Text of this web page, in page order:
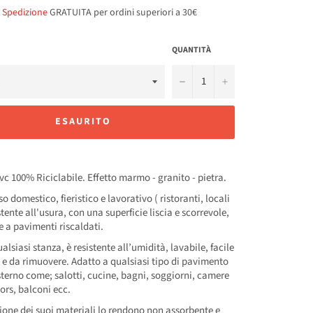
SpedizioneGRATUITA per ordini superiori a 30€
QUANTITÀ
− +
ESAURITO
100% Riciclabile. Effetto marmo - granito - pietra.
domestico, fieristico e lavorativo ( ristoranti, locali
all'usura, con una superficie liscia e scorrevole,
a pavimenti riscaldati.
stanza, è resistente all’umidità, lavabile, facile
da rimuovere. Adatto a qualsiasi tipo di pavimento
come; salotti, cucine, bagni, soggiorni, camere
balconi ecc.